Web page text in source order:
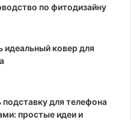
по фитодизайну
идеальный ковер для
подставку для телефона
простые идеи и